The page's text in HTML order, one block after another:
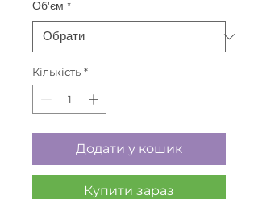
Об'єм *
Кількість *
Додати у кошик
Купити зараз